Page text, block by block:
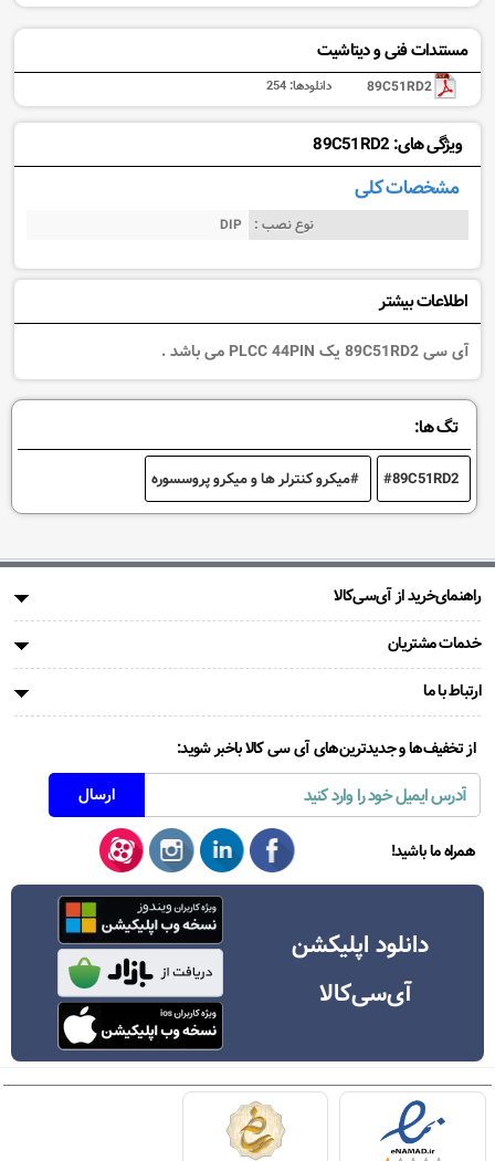
مستندات فنی و دیتاشیت
89C51RD2 دانلودها: 254
ویژگی های: 89C51RD2
مشخصات کلی
نوع نصب : DIP
اطلاعات بیشتر
آی سی 89C51RD2 یک PLCC 44PIN می باشد .
تگ ها:
89C51RD2 میکرو کنترلر ها و میکرو پروسسوره
راهنمای‌خرید از آی‌سی‌کالا
خدمات مشتریان
ارتباط با ما
از تخفیف‌ها و جدیدترین‌های آی سی کالا باخبر شوید:
همراه ما باشید!
دانلود اپلیکشن
آی‌سی‌کالا